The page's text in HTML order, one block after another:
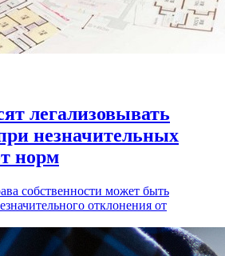
легализовывать
незначительных
норм
собственности может быть
отклонения от